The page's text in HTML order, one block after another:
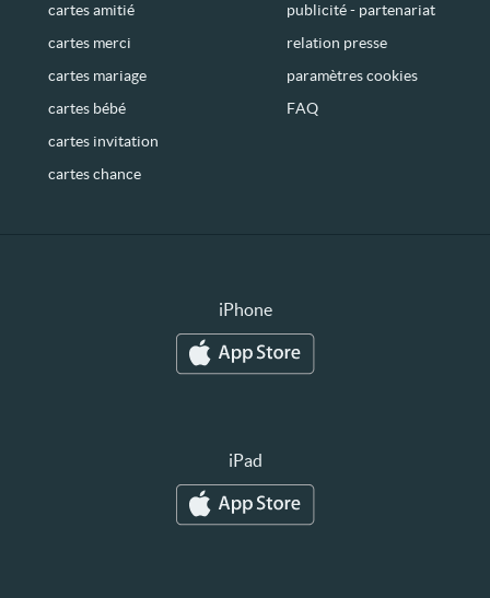
cartes amitié
cartes merci
cartes mariage
cartes bébé
cartes invitation
cartes chance
publicité - partenariat
relation presse
paramètres cookies
FAQ
iPhone
iPad